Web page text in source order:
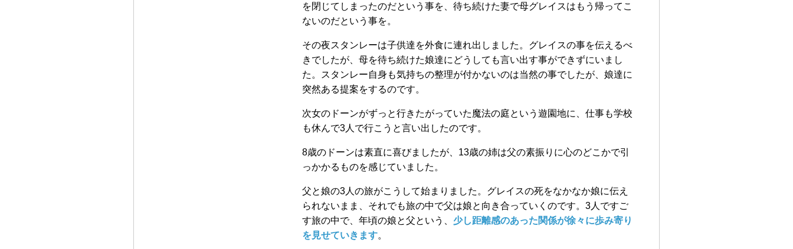
を閉じてしまったのだという事を、待ち続けた妻で母グレイスはもう帰ってこ
ないのだという事を。
その夜スタンレーは子供達を外食に連れ出しました。グレイスの事を伝えるべ
きでしたが、母を待ち続けた娘達にどうしても言い出す事ができずにいまし
た。スタンレー自身も気持ちの整理が付かないのは当然の事でしたが、娘達に
突然ある提案をするのです。
次女のドーンがずっと行きたがっていた魔法の庭という遊園地に、仕事も学校
も休んで3人で行こうと言い出したのです。
8歳のドーンは素直に喜びましたが、13歳の姉は父の素振りに心のどこかで引
っかかるものを感じていました。
父と娘の3人の旅がこうして始まりました。グレイスの死をなかなか娘に伝え
られないまま、それでも旅の中で父は娘と向き合っていくのです。3人ですご
す旅の中で、年頃の娘と父という、 少し距離感のあった関係が徐々に歩み寄り
を見せていきます。